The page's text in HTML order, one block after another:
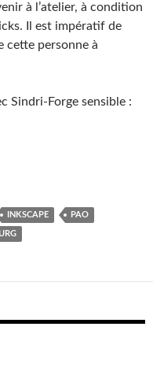
à l’atelier, à condition
Il est impératif de
cette personne à
Sindri-Forge sensible :
INKSCAPE PAO